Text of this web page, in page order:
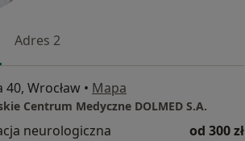
Adres 2
40, Wrocław • Mapa
Centrum Medyczne DOLMED S.A.
neurologiczna od 300 zł